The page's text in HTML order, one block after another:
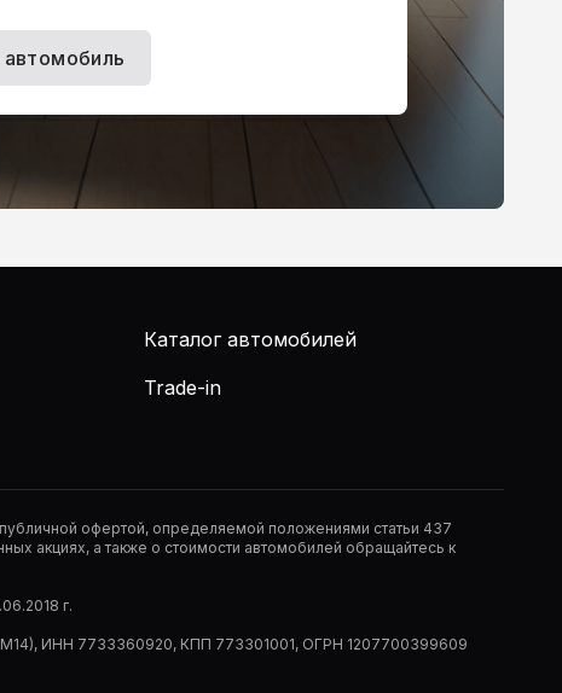
Каталог автомобилей
Trade-in
офертой, определяемой положениями статьи 437
акциях, а также о стоимости автомобилей обращайтесь к
г.
ИНН 7733360920, КПП 773301001, ОГРН 1207700399609